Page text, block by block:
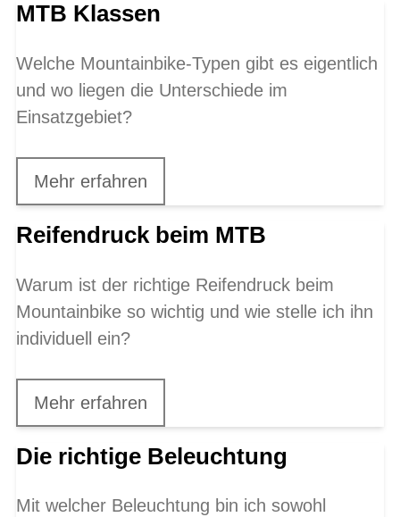
MTB Klassen
Welche Mountainbike-Typen gibt es eigentlich
und wo liegen die Unterschiede im
Einsatzgebiet?
Mehr erfahren
Reifendruck beim MTB
Warum ist der richtige Reifendruck beim
Mountainbike so wichtig und wie stelle ich ihn
individuell ein?
Mehr erfahren
Die richtige Beleuchtung
Mit welcher Beleuchtung bin ich sowohl